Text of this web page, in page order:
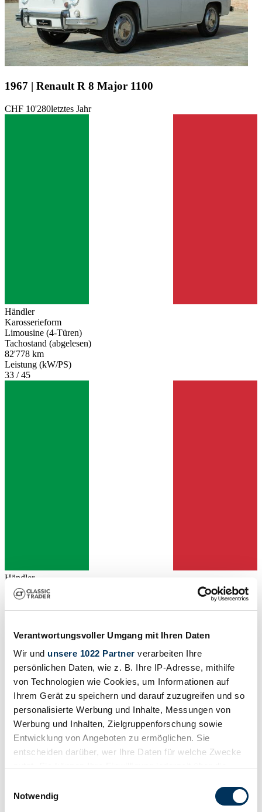
Verantwortungsvoller Umgang mit Ihren Daten
Wir und unsere 1022 Partner verarbeiten Ihre
persönlichen Daten, wie z. B. Ihre IP-Adresse, mithilfe
von Technologien wie Cookies, um Informationen auf
Ihrem Gerät zu speichern und darauf zuzugreifen und so
personalisierte Werbung und Inhalte, Messungen von
Werbung und Inhalten, Zielgruppenforschung sowie
Entwicklung von Angeboten zu ermöglichen. Sie
entscheiden darüber, wer Ihre Daten für welche Zwecke
Trigger Symbol ändern oder widerrufen
Notwendig
1967 | Renault R 8 Major 1100
CHF 10'280letztes Jahr
Händler
Karosserieform
Limousine (4-Türen)
Tachostand (abgelesen)
82'778 km
Leistung (kW/PS)
33 / 45
Händler
Abgelaufenes Inserat